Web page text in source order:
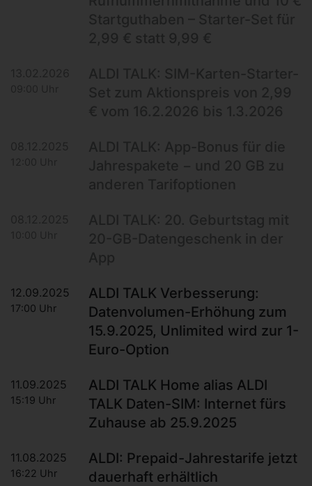
12.09.2025
17:00 Uhr
ALDI TALK Verbesserung:
Datenvolumen-Erhöhung zum
15.9.2025, Unlimited wird zur 1-
Euro-Option
11.09.2025
15:19 Uhr
ALDI TALK Home alias ALDI
TALK Daten-SIM: Internet fürs
Zuhause ab 25.9.2025
11.08.2025
16:22 Uhr
ALDI: Prepaid-Jahrestarife jetzt
dauerhaft erhältlich